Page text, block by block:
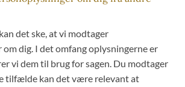
det ske, at vi modtager
dig. I det omfang oplysningerne er
vi dem til brug for sagen. Du modtager
tilfælde kan det være relevant at